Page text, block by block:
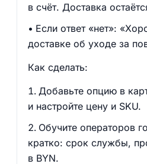
в счёт. Доставка
Если ответ «нет»:
доставке об уходе за
Как сделать:
Добавьте опцию в
и настройте цену и SKU.
Обучите операторов
кратко: срок службы,
в BYN.